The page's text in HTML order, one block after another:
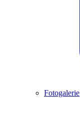
Fotogalerie